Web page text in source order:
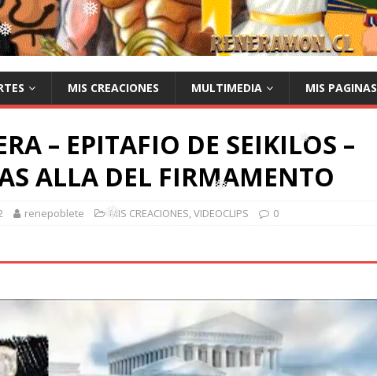
❅
❅
❅
❅
❅
❅
❅
MIS CREACIONES MULTIMEDIA MIS PAGINAS
– EPITAFIO DE SEIKILOS –
ALLA DEL FIRMAMENTO
renepoblete MIS CREACIONES,VIDEOCLIPS 0